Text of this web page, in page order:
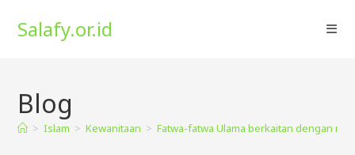
Salafy.or.id
Blog
> Islam > Kewanitaan > Fatwa-fatwa Ulama berkaitan dengan